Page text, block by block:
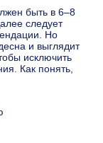
быть в 6–8
следует
Но
и выглядит
исключить
Как понять,